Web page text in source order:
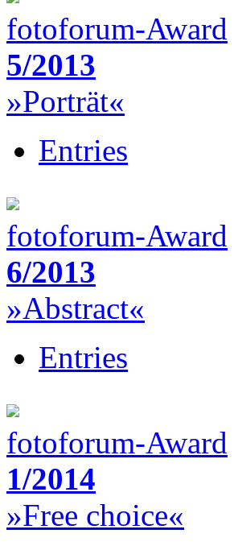
fotoforum-Award
5/2013
»Porträt«
Entries
fotoforum-Award
6/2013
»Abstract«
Entries
fotoforum-Award
1/2014
»Free choice«